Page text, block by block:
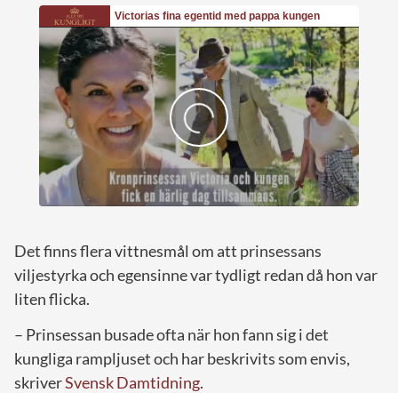
Det finns flera vittnesmål om att prinsessans
viljestyrka och egensinne var tydligt redan då hon var
liten flicka.
– Prinsessan busade ofta när hon fann sig i det
kungliga rampljuset och har beskrivits som envis,
skriverSvensk Damtidning.